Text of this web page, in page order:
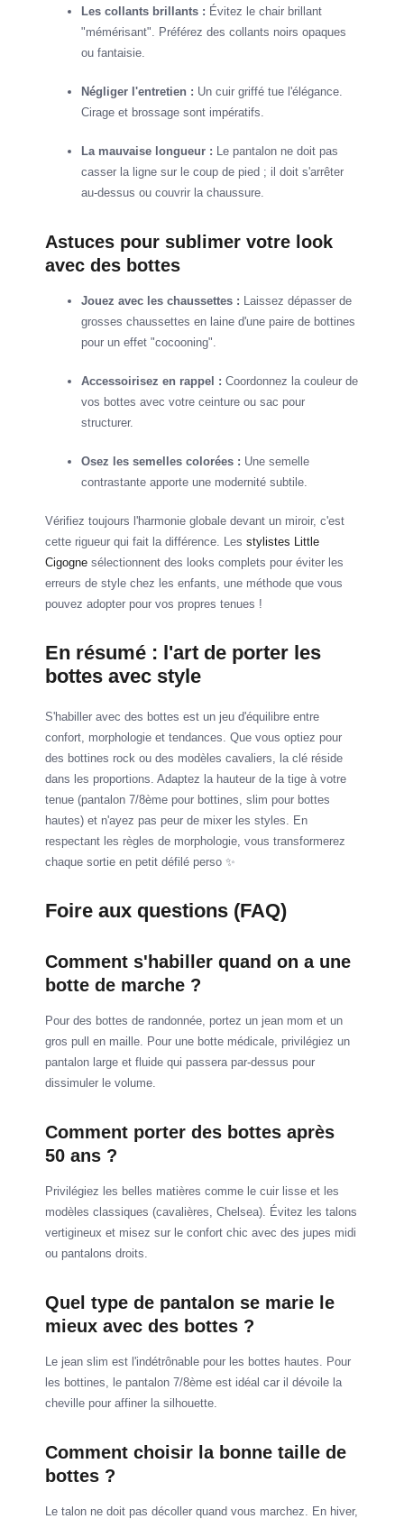
Les collants brillants : Évitez le chair brillant
"mémérisant". Préférez des collants noirs opaques
ou fantaisie.
Négliger l'entretien : Un cuir griffé tue l'élégance.
Cirage et brossage sont impératifs.
La mauvaise longueur : Le pantalon ne doit pas
casser la ligne sur le coup de pied ; il doit s'arrêter
au-dessus ou couvrir la chaussure.
Astuces pour sublimer votre look
avec des bottes
Jouez avec les chaussettes : Laissez dépasser de
grosses chaussettes en laine d'une paire de bottines
pour un effet "cocooning".
Accessoirisez en rappel : Coordonnez la couleur de
vos bottes avec votre ceinture ou sac pour
structurer.
Osez les semelles colorées : Une semelle
contrastante apporte une modernité subtile.
Vérifiez toujours l'harmonie globale devant un miroir, c'est
cette rigueur qui fait la différence. Les stylistes Little
Cigogne sélectionnent des looks complets pour éviter les
erreurs de style chez les enfants, une méthode que vous
pouvez adopter pour vos propres tenues !
En résumé : l'art de porter les
bottes avec style
S'habiller avec des bottes est un jeu d'équilibre entre
confort, morphologie et tendances. Que vous optiez pour
des bottines rock ou des modèles cavaliers, la clé réside
dans les proportions. Adaptez la hauteur de la tige à votre
tenue (pantalon 7/8ème pour bottines, slim pour bottes
hautes) et n'ayez pas peur de mixer les styles. En
respectant les règles de morphologie, vous transformerez
chaque sortie en petit défilé perso ✨
Foire aux questions (FAQ)
Comment s'habiller quand on a une
botte de marche ?
Pour des bottes de randonnée, portez un jean mom et un
gros pull en maille. Pour une botte médicale, privilégiez un
pantalon large et fluide qui passera par-dessus pour
dissimuler le volume.
Comment porter des bottes après
50 ans ?
Privilégiez les belles matières comme le cuir lisse et les
modèles classiques (cavalières, Chelsea). Évitez les talons
vertigineux et misez sur le confort chic avec des jupes midi
ou pantalons droits.
Quel type de pantalon se marie le
mieux avec des bottes ?
Le jean slim est l'indétrônable pour les bottes hautes. Pour
les bottines, le pantalon 7/8ème est idéal car il dévoile la
cheville pour affiner la silhouette.
Comment choisir la bonne taille de
bottes ?
Le talon ne doit pas décoller quand vous marchez. En hiver,